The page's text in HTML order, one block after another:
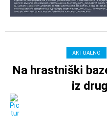
AKTUALNO
Na hrastniški
iz